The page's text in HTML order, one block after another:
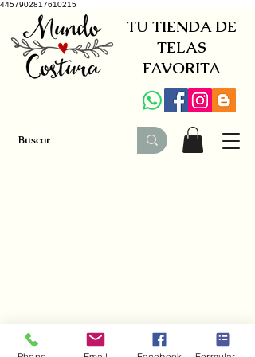
4457902817610215
TU TIENDA DE
TELAS
FAVORITA
+34 941579600 +34 650030142